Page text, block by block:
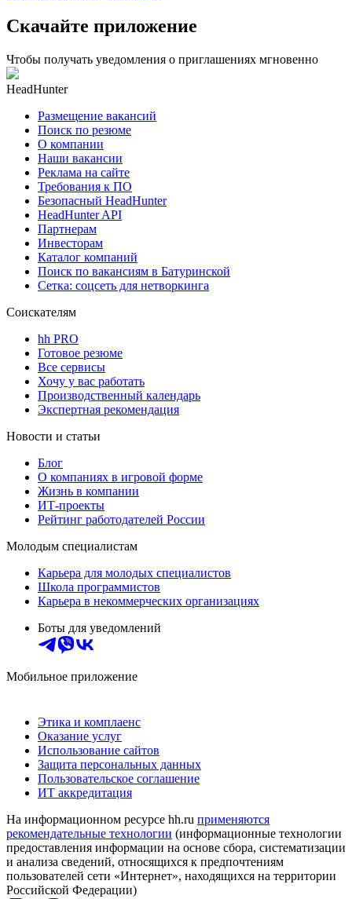
Скачайте приложение
Чтобы получать уведомления о приглашениях мгновенно
HeadHunter
Размещение вакансий
Поиск по резюме
О компании
Наши вакансии
Реклама на сайте
Требования к ПО
Безопасный HeadHunter
HeadHunter API
Партнерам
Инвесторам
Каталог компаний
Поиск по вакансиям в Батуринской
Сетка: соцсеть для нетворкинга
Соискателям
hh PRO
Готовое резюме
Все сервисы
Хочу у вас работать
Производственный календарь
Экспертная рекомендация
Новости и статьи
Блог
О компаниях в игровой форме
Жизнь в компании
ИТ-проекты
Рейтинг работодателей России
Молодым специалистам
Карьера для молодых специалистов
Школа программистов
Карьера в некоммерческих организациях
Боты для уведомлений
Мобильное приложение
Этика и комплаенс
Оказание услуг
Использование сайтов
Защита персональных данных
Пользовательское соглашение
ИТ аккредитация
На информационном ресурсе hh.ru применяются
рекомендательные технологии (информационные технологии
предоставления информации на основе сбора, систематизации
и анализа сведений, относящихся к предпочтениям
пользователей сети «Интернет», находящихся на территории
Российской Федерации)